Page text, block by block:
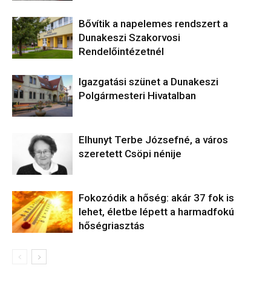
Bővítik a napelemes rendszert a
Dunakeszi Szakorvosi
Rendelőintézetnél
Igazgatási szünet a Dunakeszi
Polgármesteri Hivatalban
Elhunyt Terbe Józsefné, a város
szeretett Csöpi nénije
Fokozódik a hőség: akár 37 fok is
lehet, életbe lépett a harmadfokú
hőségriasztás